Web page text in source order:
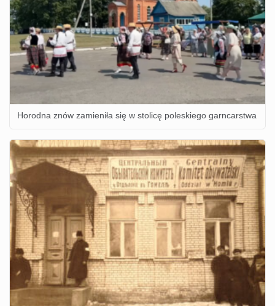
Horodna znów zamieniła się w stolicę poleskiego garncarstwa